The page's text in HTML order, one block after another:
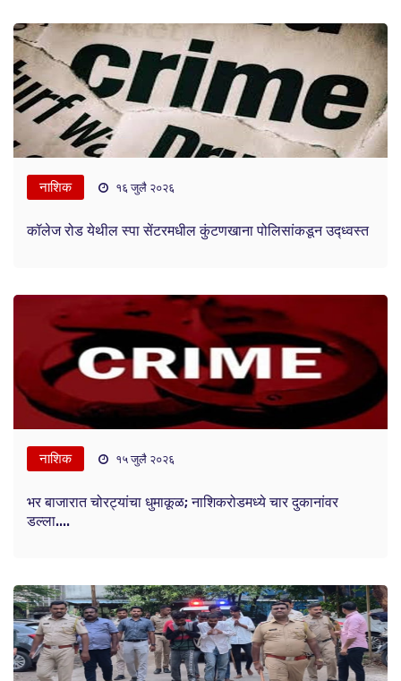
नाशिक १६ जुलै २०२६
कॉलेज रोड येथील स्पा सेंटरमधील कुंटणखाना पोलिसांकडून उद्ध्वस्त
नाशिक १५ जुलै २०२६
भर बाजारात चोरट्यांचा धुमाकूळ; नाशिकरोडमध्ये चार दुकानांवर
डल्ला....